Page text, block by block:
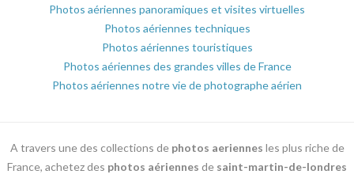
Photos aériennes panoramiques et visites virtuelles
Photos aériennes techniques
Photos aériennes touristiques
Photos aériennes des grandes villes de France
Photos aériennes notre vie de photographe aérien
A travers une des collections de photos aeriennes les plus riche de
France, achetez des photos aériennes de saint-martin-de-londres